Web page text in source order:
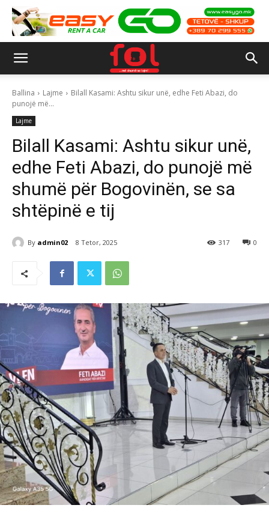
Ballina Lajme
Bilall Kasami: Ashtu sikur unë, edhe Feti Abazi, do
punojë më...
Lajme
Bilall Kasami: Ashtu sikur unë,
edhe Feti Abazi, do punojë më
shumë për Bogovinën, se sa
shtëpinë e tij
By admin02 8 Tetor, 2025 0
317